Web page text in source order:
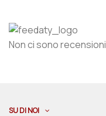
Non ci sono recensioni
SU DI NOI